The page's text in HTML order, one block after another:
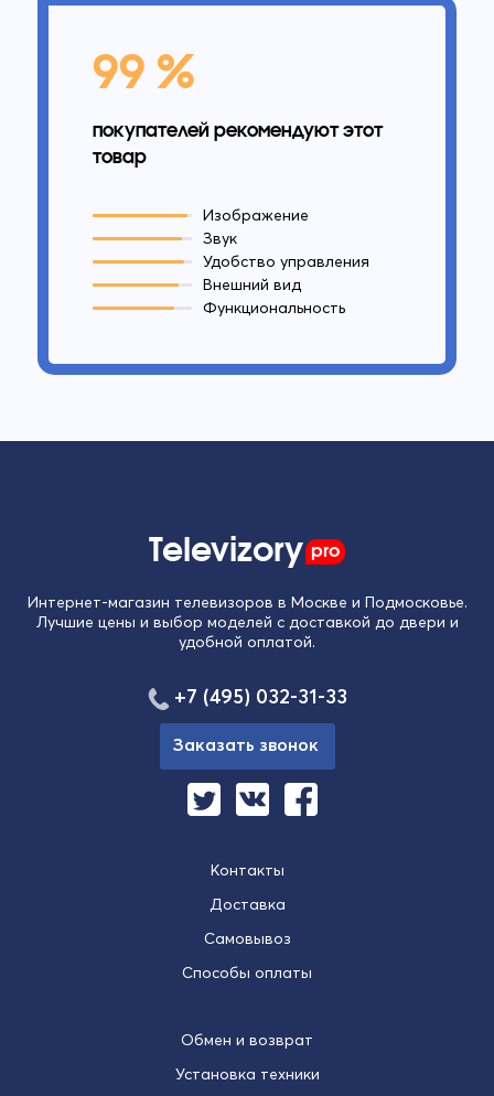
99 %
покупателей рекомендуют этот
товар
Изображение
Звук
Удобство управления
Внешний вид
Функциональность
Televizory pro
Интернет-магазин телевизоров в Москве и Подмосковье.
Лучшие цены и выбор моделей с доставкой до двери и
удобной оплатой.
Контакты
Доставка
Самовывоз
Способы оплаты
Обмен и возврат
Установка техники
+7 (495) 032-31-33
Заказать звонок